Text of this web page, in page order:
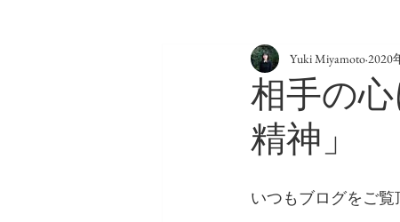
相手の
精神」
Yuki Miyamoto 2020
いつもブログをご覧